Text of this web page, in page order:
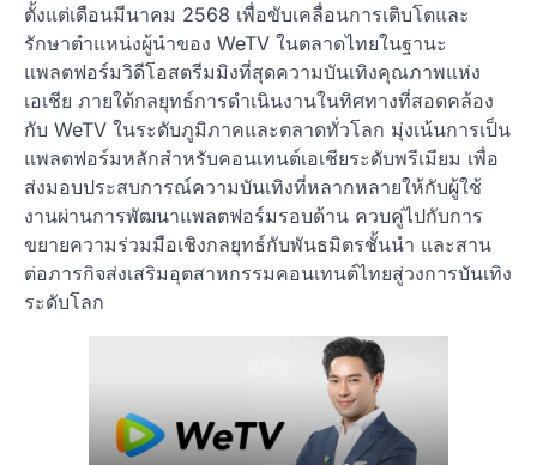
ตั้งแต่เดือนมีนาคม 2568 เพื่อขับเคลื่อนการเติบโตและ
รักษาตำแหน่งผู้นำของ WeTV ในตลาดไทยในฐานะ
แพลตฟอร์มวิดีโอสตรีมมิงที่สุดความบันเทิงคุณภาพแห่ง
เอเชีย ภายใต้กลยุทธ์การดำเนินงานในทิศทางที่สอดคล้อง
กับ WeTV ในระดับภูมิภาคและตลาดทั่วโลก มุ่งเน้นการเป็น
แพลตฟอร์มหลักสำหรับคอนเทนต์เอเชียระดับพรีเมียม เพื่อ
ส่งมอบประสบการณ์ความบันเทิงที่หลากหลายให้กับผู้ใช้
งานผ่านการพัฒนาแพลตฟอร์มรอบด้าน ควบคู่ไปกับการ
ขยายความร่วมมือเชิงกลยุทธ์กับพันธมิตรชั้นนำ และสาน
ต่อภารกิจส่งเสริมอุตสาหกรรมคอนเทนต์ไทยสู่วงการบันเทิง
ระดับโลก